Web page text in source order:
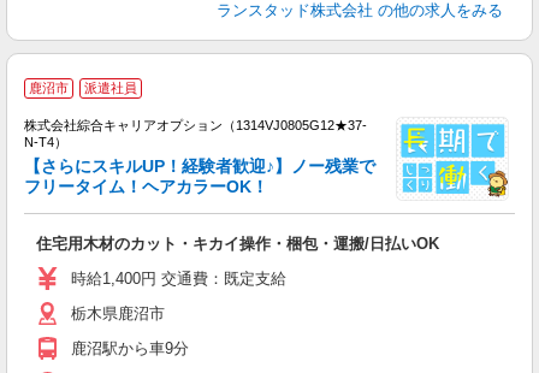
ランスタッド株式会社 の他の求人をみる
鹿沼市 派遣社員
株式会社綜合キャリアオプション（1314VJ0805G12★37-
N-T4）
【さらにスキルUP！経験者歓迎♪】ノー残業で
フリータイム！ヘアカラーOK！
住宅用木材のカット・キカイ操作・梱包・運搬/日払いOK
時給1,400円 交通費：既定支給
栃木県鹿沼市
鹿沼駅から車9分